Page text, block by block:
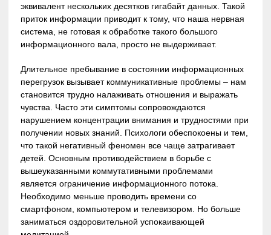
эквивалент нескольких десятков гигабайт данных. Такой
приток информации приводит к тому, что наша нервная
система, не готовая к обработке такого большого
информационного вала, просто не выдерживает.
Длительное пребывание в состоянии информационных
перегрузок вызывает коммуникативные проблемы – нам
становится трудно налаживать отношения и выражать
чувства. Часто эти симптомы сопровождаются
нарушением концентрации внимания и трудностями при
получении новых знаний. Психологи обеспокоены и тем,
что такой негативный феномен все чаще затрагивает
детей. Основным противодействием в борьбе с
вышеуказанными коммутативными проблемами
является ограничение информационного потока.
Необходимо меньше проводить времени со
смартфоном, компьютером и телевизором. Но больше
заниматься оздоровительной успокаивающей